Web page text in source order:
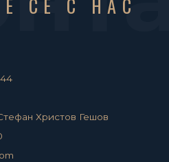
СЕ С НАС
Христов Гешов